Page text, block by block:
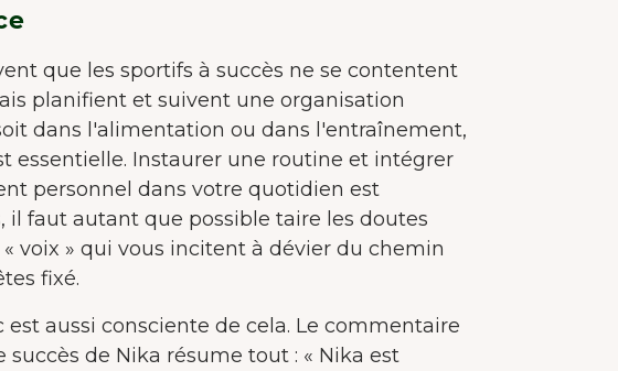
que les sportifs à succès ne se contentent
planifient et suivent une organisation
dans l'alimentation ou dans l'entraînement,
essentielle. Instaurer une routine et intégrer
personnel dans votre quotidien est
il faut autant que possible taire les doutes
voix » qui vous incitent à dévier du chemin
fixé.
est aussi consciente de cela. Le commentaire
succès de Nika résume tout : « Nika est